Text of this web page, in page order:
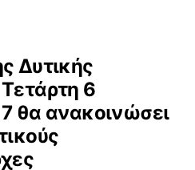
Δυτικής
6
θα ανακοινώσει